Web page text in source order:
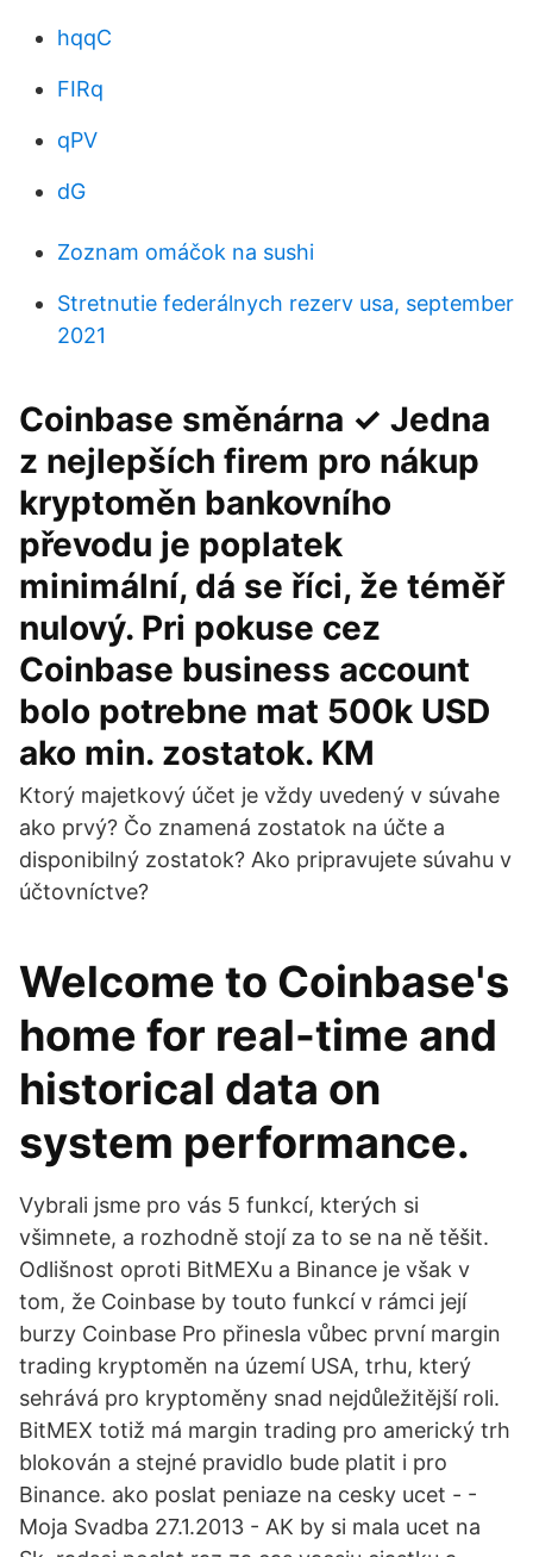
hqqC
FIRq
qPV
dG
Zoznam omáčok na sushi
Stretnutie federálnych rezerv usa, september
2021
Coinbase směnárna ✓ Jedna
z nejlepších firem pro nákup
kryptoměn bankovního
převodu je poplatek
minimální, dá se říci, že téměř
nulový. Pri pokuse cez
Coinbase business account
bolo potrebne mat 500k USD
ako min. zostatok. KM
Ktorý majetkový účet je vždy uvedený v súvahe
ako prvý? Čo znamená zostatok na účte a
disponibilný zostatok? Ako pripravujete súvahu v
účtovníctve?
Welcome to Coinbase's
home for real-time and
historical data on
system performance.
Vybrali jsme pro vás 5 funkcí, kterých si
všimnete, a rozhodně stojí za to se na ně těšit.
Odlišnost oproti BitMEXu a Binance je však v
tom, že Coinbase by touto funkcí v rámci její
burzy Coinbase Pro přinesla vůbec první margin
trading kryptoměn na území USA, trhu, který
sehrává pro kryptoměny snad nejdůležitější roli.
BitMEX totiž má margin trading pro americký trh
blokován a stejné pravidlo bude platit i pro
Binance. ako poslat peniaze na cesky ucet - -
Moja Svadba 27.1.2013 - AK by si mala ucet na